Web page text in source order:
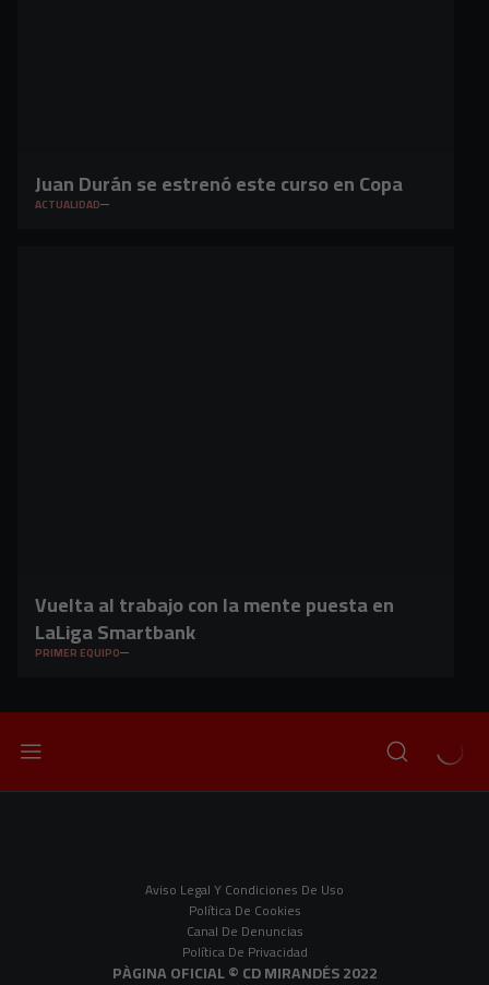
Juan Durán se estrenó este curso en Copa
ACTUALIDAD
Vuelta al trabajo con la mente puesta en
LaLiga Smartbank
PRIMER EQUIPO
Aviso Legal Y Condiciones De Uso
Política De Cookies
Canal De Denuncias
Política De Privacidad
PÀGINA OFICIAL © CD MIRANDÉS 2022